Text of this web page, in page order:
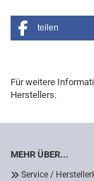
teilen
Für weitere
Herstellers.
MEHR ÜBER...
Service /